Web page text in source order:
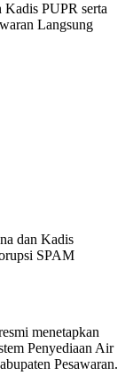
Kadis PUPR serta
Langsung
dan Kadis
SPAM
menetapkan
Penyediaan Air
Pesawaran.